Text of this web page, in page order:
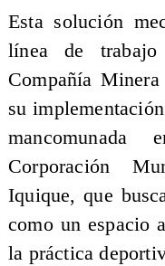
Esta solución
línea de trabajo
Compañía
su
Corporación
Iquique, que
como un espacio
la práctica